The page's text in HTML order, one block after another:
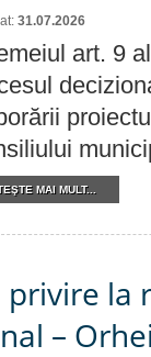
31.07.2026
art. 9
MAI MULT...
privire la
–